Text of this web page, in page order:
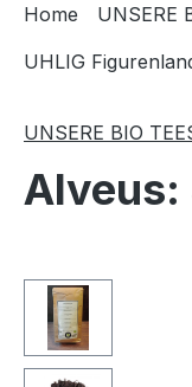
Home UNSERE
UHLIG
UNSERE BIO
Alveus:
Bildergalerie